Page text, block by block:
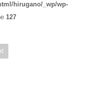
hirugano/_wp/wp-
127